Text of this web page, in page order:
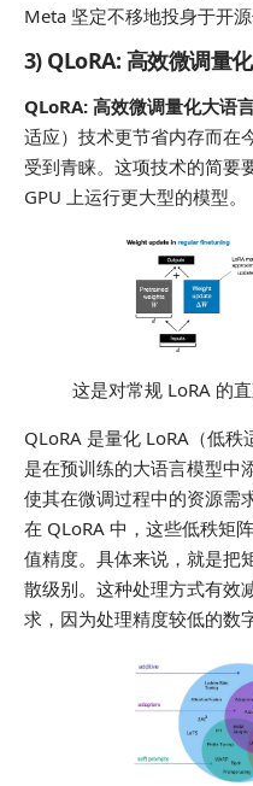
Meta 坚定不移地投身于开
3) QLoRA: 高效微调量
QLoRA: 高效微调量化大语
适应）技术更节省内存而在
受到青睐。这项技术的简要
GPU 上运行更大型的模型。
这是对常规 LoRA 的
QLoRA 是量化 LoRA（低
是在预训练的大语言模型中
使其在微调过程中的资源需
在 QLoRA 中，这些低秩矩
值精度。具体来说，就是把
散级别。这种处理方式有效
求，因为处理精度较低的数